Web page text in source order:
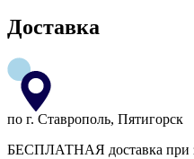
Доставка
по г. Ставрополь, Пятигорск
БЕСПЛАТНАЯ доставка при